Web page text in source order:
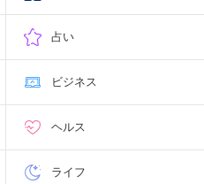
占い
ビジネス
ヘルス
ライフ